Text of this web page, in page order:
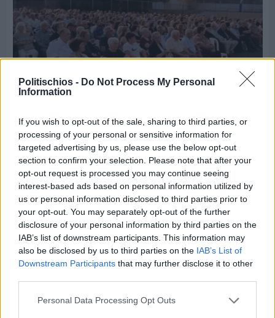
Politischios - Do Not Process My Personal
Information
If you wish to opt-out of the sale, sharing to third parties, or
processing of your personal or sensitive information for
targeted advertising by us, please use the below opt-out
section to confirm your selection. Please note that after your
opt-out request is processed you may continue seeing
interest-based ads based on personal information utilized by
us or personal information disclosed to third parties prior to
your opt-out. You may separately opt-out of the further
disclosure of your personal information by third parties on the
IAB’s list of downstream participants. This information may
also be disclosed by us to third parties on the IAB’s List of
Downstream Participants that may further disclose it to other
Personal Data Processing Opt Outs
Πριν 5 ημέρες
70 χρόνια ιστορίας και συγκίνησης για το
Ανδρεάδειο Γυμνάσιο Βροντάδου